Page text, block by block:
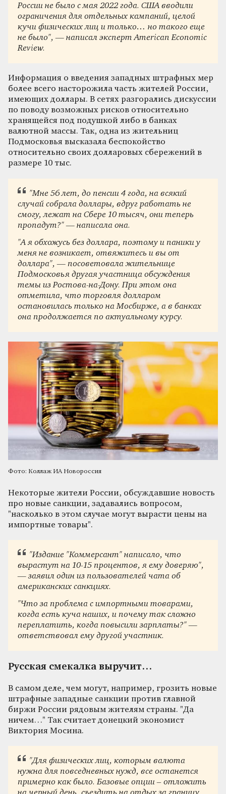
России не было с мая 2022 года. США вводили
ограничения для отдельных кампаний, целой
кучи физических лиц и только… но такого еще
не было", — написал эксперт American Economic
Review.
Информация о введения западных штрафных мер
более всего насторожила часть жителей России,
имеющих доллары. В сетях разгорались дискуссии
по поводу возможных рисков относительно
хранящейся под подушкой либо в банках
валютной массы. Так, одна из жительниц
Подмосковья высказала беспокойство
относительно своих долларовых сбережений в
размере 10 тыс.
"Мне 56 лет, до пенсии 4 года, на всякий
случай собрала доллары, вдруг работать не
смогу, лежат на Сбере 10 тысяч, они теперь
пропадут?"— написала она.
"А я обхожусь без доллара, поэтому и паники у
меня не возникает, отвяжитесь и вы от
доллара", — посоветовала жительнице
Подмосковья другая участница обсуждения
темы из Ростова-на-Дону. При этом она
отметила, чтоторговля долларом
остановилась только на Мосбирже, а в банках
она продолжается по актуальному курсу.
Фото: Коллаж ИА Новороссия
Некоторые жители России, обсуждавшие новость
про новые санкции, задавались вопросом,
"насколько в этом случае могут вырасти цены на
импортные товары".
"Издание "Коммерсант" написало, что
вырастут на 10-15 процентов, я ему доверяю",
— заявил один из пользователей чата об
американских санкциях.
"Что за проблема с импортными товарами,
когда есть куча наших, и почему так сложно
переплатить, когда повысили зарплаты?"—
ответствовал ему другой участник.
Русская смекалка выручит…
В самом деле, чем могут, например, грозить новые
штрафные западные санкции против главной
биржи России рядовым жителям страны. "Да
ничем…" Так считает донецкий экономист
Виктория Мосина.
"Для физических лиц, которым валюта
нужна для повседневных нужд, все останется
примерно как было. Базовые опции – отложить